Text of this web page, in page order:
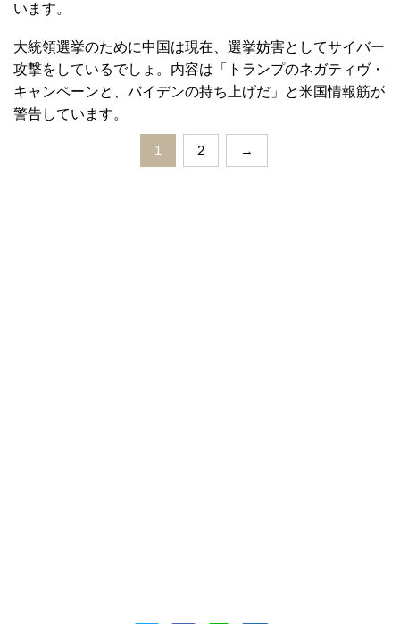
います。
大統領選挙のために中国は現在、選挙妨害としてサイバー
攻撃をしているでしょ。内容は「トランプのネガティヴ・
キャンペーンと、バイデンの持ち上げだ」と米国情報筋が
警告しています。
1 2 →